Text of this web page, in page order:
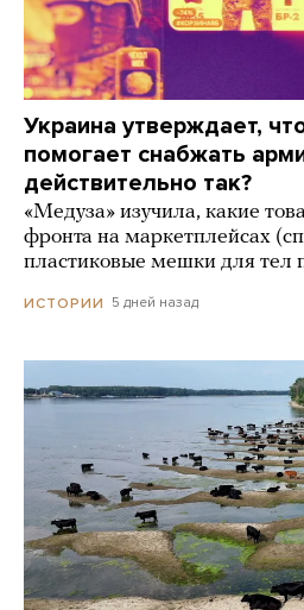
Украина утверждает,
помогает снабжать
действительно так?
«Медуза» изучила, какие
фронта на маркетплейсах
пластиковые мешки для тел
ИСТОРИИ 5 дней назад